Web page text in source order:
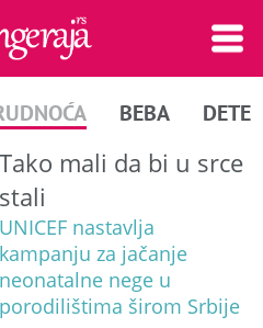
BEBA DETE
Tako mali da bi u srce
stali
UNICEF nastavlja
kampanju za jačanje
neonatalne nege u
porodilištima širom Srbije